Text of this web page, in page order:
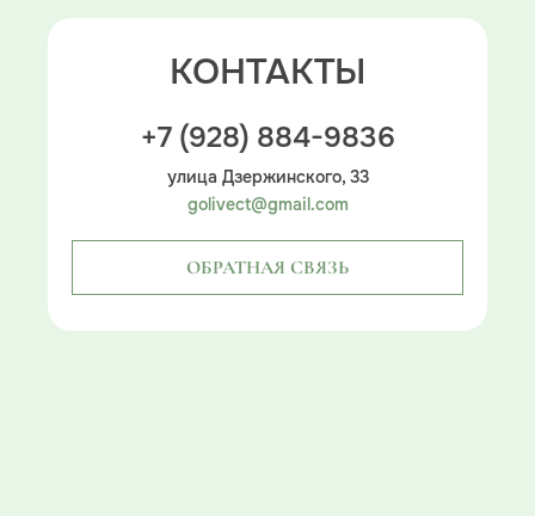
КОНТАКТЫ
+7 (928) 884-9836
улица Дзержинского, 33
golivect@gmail.com
ОБРАТНАЯ СВЯЗЬ